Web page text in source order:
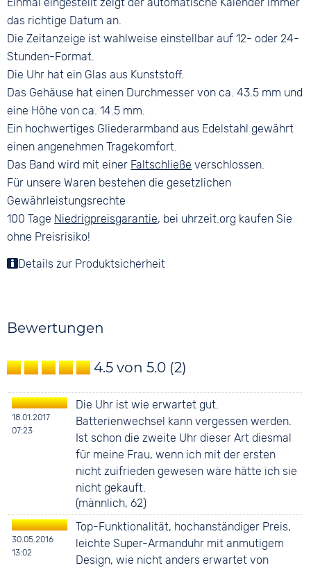
das richtige Datum an.
Die Zeitanzeige ist wahlweise einstellbar auf 12- oder 24-
Stunden-Format.
Die Uhr hat ein Glas aus Kunststoff.
Das Gehäuse hat einen Durchmesser von ca. 43.5 mm und
eine Höhe von ca. 14.5 mm.
Ein hochwertiges Gliederarmband aus Edelstahl gewährt
einen angenehmen Tragekomfort.
Das Band wird mit einer Faltschließe verschlossen.
Für unsere Waren bestehen die gesetzlichen
Gewährleistungsrechte
100 Tage Niedrigpreisgarantie, bei uhrzeit.org kaufen Sie
ohne Preisrisiko!
Details zur Produktsicherheit
Bewertungen
4.5 von 5.0 (2)
18.01.2017
07:23
Die Uhr ist wie erwartet gut.
Batterienwechsel kann vergessen werden.
Ist schon die zweite Uhr dieser Art diesmal
für meine Frau, wenn ich mit der ersten
nicht zuifrieden gewesen wäre hätte ich sie
nicht gekauft.
(männlich, 62)
30.05.2016
13:02
Top-Funktionalität, hochanständiger Preis,
leichte Super-Armanduhr mit anmutigem
Design, wie nicht anders erwartet von